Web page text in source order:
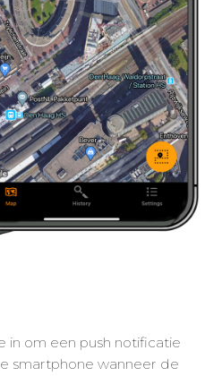
in om een push notificatie
smartphone wanneer de